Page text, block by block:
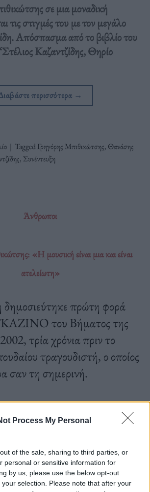
Process My Personal
of the sale, sharing to third parties, or
personal or sensitive information for
by us, please use the below opt-out
selection. Please note that after your
σε μια μοναδική
τις στιγμές του με τον μεγάλο
Απόσπασμα από το βιβλίο του
Καζαντζίδης, Θηρίο
περισσότερα →
| TaggedΓρηγόρης Μπιθικώτσης, Θανάσης
, Συνέντευξη
Άνθρωποι
«Η μουσική είναι μια και είναι
ατελείωτη»
πρώτη φορά
του Βήματος της
τρία χρόνια πριν το
τραγουδιστή, ο οποίος
σαν τη σημερινή.
07.04.2022